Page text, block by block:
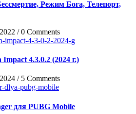
Режим Бога, Телепорт,
/0 Comments
4.3.0.2 (2024 г.)
/ 5 Comments
для PUBG Mobile